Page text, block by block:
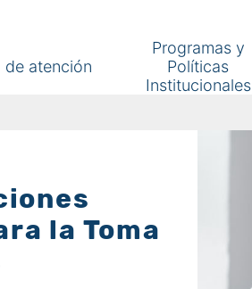
de atención
Programas y
Políticas
Institucionales
la Toma